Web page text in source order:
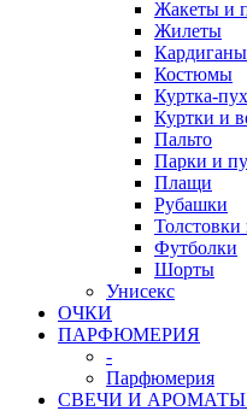
Жакеты и
Жилеты
Кардиганы
Костюмы
Куртка-
Куртки и
Пальто
Парки и
Плащи
Рубашки
Футболки
Шорты
Унисекс
ОЧКИ
ПАРФЮМЕРИЯ
-
Парфюмерия
СВЕЧИ И АРОМАТЫ